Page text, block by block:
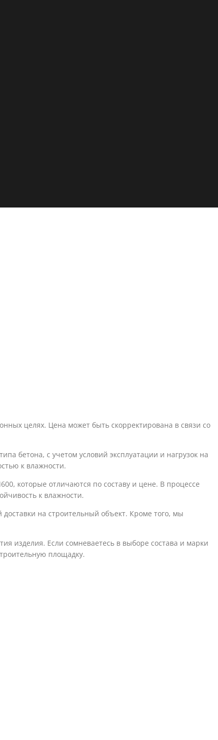
целях. Цена может быть скорректирована в связи со
бетона, с учетом условий эксплуатации и нагрузок на
к влажности.
которые отличаются по составу и цене. В процессе
к влажности.
на строительный объект. Кроме того, мы
изделия. Если сомневаетесь в выборе состава и марки
площадку.